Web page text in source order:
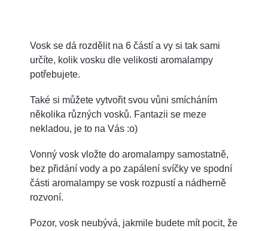
Vosk se dá rozdělit na 6 částí a vy si tak sami
určíte, kolik vosku dle velikosti aromalampy
potřebujete.
Také si můžete vytvořit svou vůni smícháním
několika různých vosků. Fantazii se meze
nekladou, je to na Vás :o)
Vonný vosk vložte do aromalampy samostatně,
bez přidání vody a po zapálení svíčky ve spodní
části aromalampy se vosk rozpustí a nádherně
rozvoní.
Pozor, vosk neubývá, jakmile budete mít pocit, že